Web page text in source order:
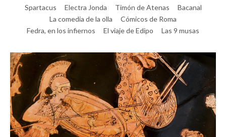
Spartacus Electra Jonda Timón de Atenas
Bacanal
La comedia de la olla
Cómicos de Roma
Fedra, en los infiernos
El viaje de Edipo Las 9 musas